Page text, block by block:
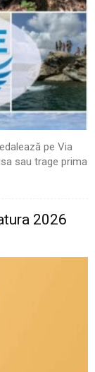
pe Via
sau trage prima
2026